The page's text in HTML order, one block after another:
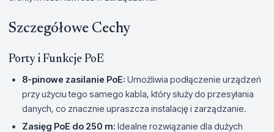
Szczegółowe Cechy
Porty i Funkcje PoE
8-pinowe zasilanie PoE: Umożliwia podłączenie urządzeń
przy użyciu tego samego kabla, który służy do przesyłania
danych, co znacznie upraszcza instalację i zarządzanie.
Zasięg PoE do 250 m: Idealne rozwiązanie dla dużych